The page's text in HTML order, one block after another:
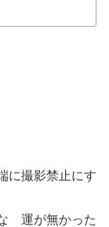
に撮影禁止にす
運が無かった